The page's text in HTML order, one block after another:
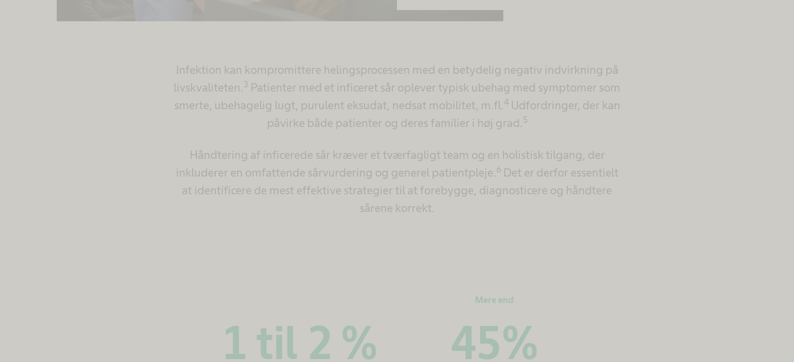
Infektion kan kompromittere helingsprocessen med en betydelig negativ indvirkning på
livskvaliteten. 3 Patienter med et inficeret sår oplever typisk ubehag med symptomer som
smerte, ubehagelig lugt, purulent eksudat, nedsat mobilitet, m.fl.4Udfordringer, der kan
påvirke både patienter og deres familier i høj grad. 5
Håndtering af inficerede sår kræver et tværfagligt team og en holistisk tilgang, der
inkluderer en omfattende sårvurdering og generel patientpleje.6 Det er derfor essentielt
at identificere de mest effektive strategier til at forebygge, diagnosticere og håndtere
sårene korrekt.
1 til 2 %
Mere end
50%